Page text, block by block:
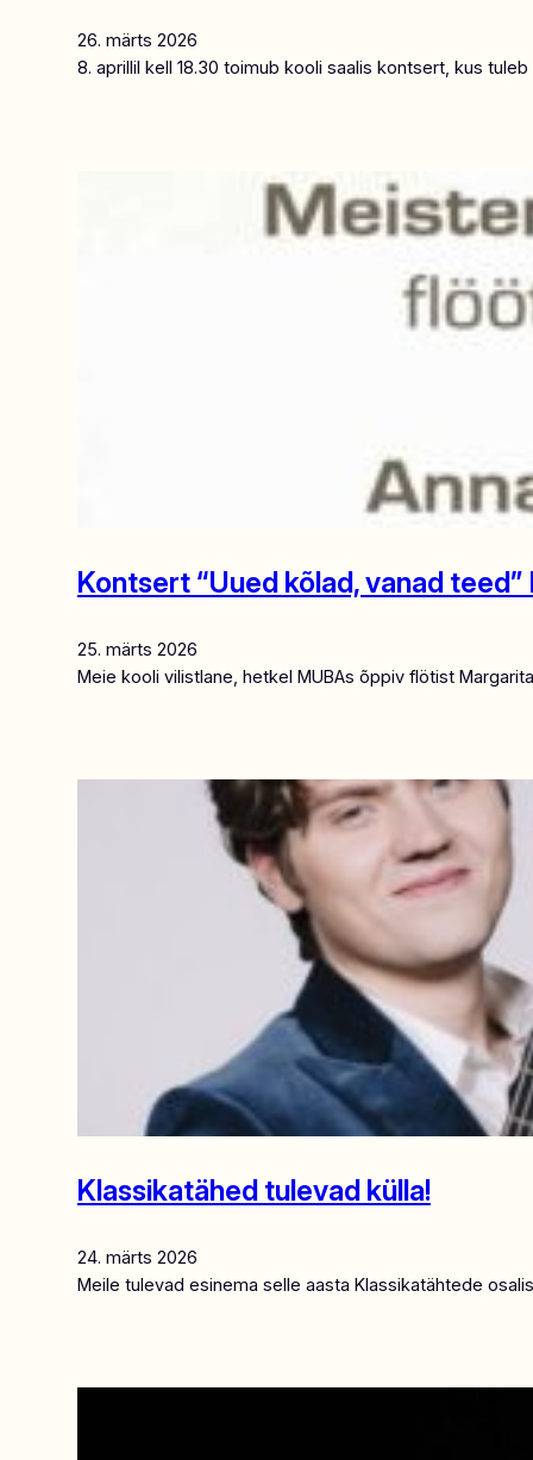
26. märts 2026
8. aprillil kell 18.30 toimub kooli saalis kontsert, kus
Kontsert “Uued kõlad, vanad teed”
25. märts 2026
Meie kooli vilistlane, hetkel MUBAs õppiv flötist
Klassikatähed tulevad külla!
24. märts 2026
Meile tulevad esinema selle aasta Klassikatähtede